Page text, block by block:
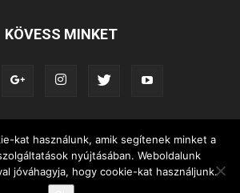
KÖVESS MINKET
KÖZÖSSÉGEK
SZABADIDŐ
HELYTÖRTÉNET
RIPORTOK
KÖZÉRDEKŰ INFORMÁCIÓK
kat használunk, amik segítenek minket a
nyújtásában. Weboldalunk
jóváhagyja, hogy cookie-kat használjunk.